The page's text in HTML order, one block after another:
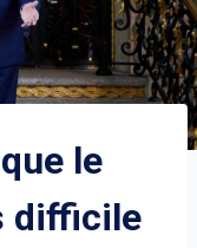
le
difficile